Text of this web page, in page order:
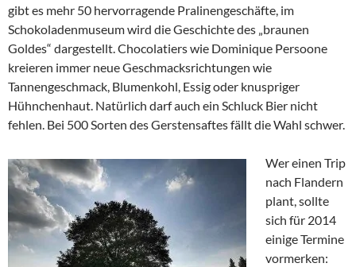
gibt es mehr 50 hervorragende Pralinengeschäfte, im
Schokoladenmuseum wird die Geschichte des „braunen
Goldes“ dargestellt. Chocolatiers wie Dominique Persoone
kreieren immer neue Geschmacksrichtungen wie
Tannengeschmack, Blumenkohl, Essig oder knuspriger
Hühnchenhaut. Natürlich darf auch ein Schluck Bier nicht
fehlen. Bei 500 Sorten des Gerstensaftes fällt die Wahl schwer.
Wer einen Trip
nach Flandern
plant, sollte
sich für 2014
einige Termine
vormerken: